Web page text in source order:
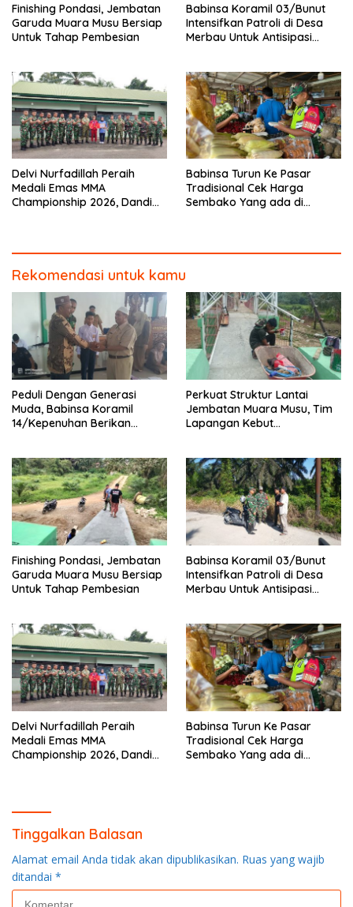
Finishing Pondasi, Jembatan
Garuda Muara Musu Bersiap
Untuk Tahap Pembesian
Babinsa Koramil 03/Bunut
Intensifkan Patroli di Desa
Merbau Untuk Antisipasi
Delvi Nurfadillah Peraih
Medali Emas MMA
Championship 2026, Dandim
Babinsa Turun Ke Pasar
Tradisional Cek Harga
Sembako Yang ada di
Rekomendasi untuk kamu
Peduli Dengan Generasi
Muda, Babinsa Koramil
14/Kepenuhan Berikan
Perkuat Struktur Lantai
Jembatan Muara Musu, Tim
Lapangan Kebut
Finishing Pondasi, Jembatan
Garuda Muara Musu Bersiap
Untuk Tahap Pembesian
Babinsa Koramil 03/Bunut
Intensifkan Patroli di Desa
Merbau Untuk Antisipasi
Delvi Nurfadillah Peraih
Medali Emas MMA
Championship 2026, Dandim
Babinsa Turun Ke Pasar
Tradisional Cek Harga
Sembako Yang ada di
Tinggalkan Balasan
Alamat email Anda tidak akan dipublikasikan. Ruas yang wajib
ditandai *